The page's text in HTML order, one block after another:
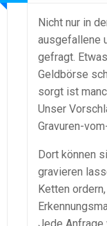
Nicht nur in
ausgefallene
gefragt.
Geldbörse
sorgt ist
Unser
Gravuren-
Dort können
gravieren
Ketten